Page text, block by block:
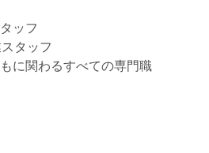
ッフ
タッフ
に関わるすべての専門職